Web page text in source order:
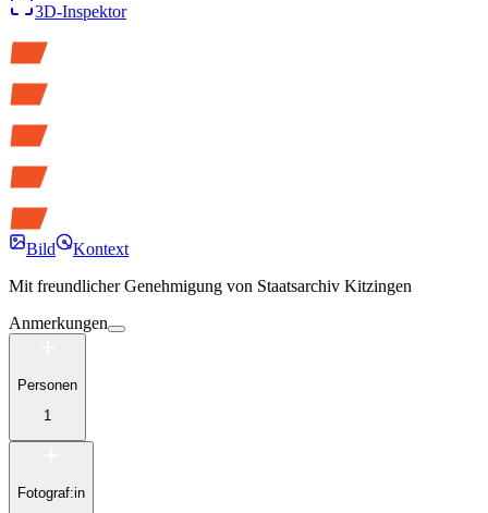
3D-Inspektor
Bild
Kontext
Mit freundlicher Genehmigung von Staatsarchiv Kitzingen
Anmerkungen
Personen
1
Fotograf:in